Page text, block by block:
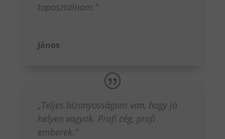
tapasztalnom.”
János
„Teljes bizonyosságom van, hogy jó
helyen vagyok. Profi cég, profi
emberek.”